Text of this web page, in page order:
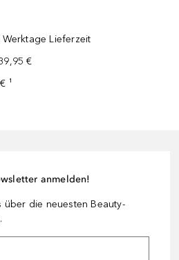
Lieferzeit
€
¹
anmelden!
die neuesten Beauty-